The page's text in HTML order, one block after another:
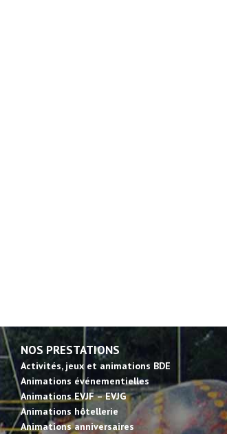
NOS PRESTATIONS
Activités, jeux et animations BDE
Animations événementielles
Animations EVJF – EVJG
Animations hôtellerie
Animations anniversaires